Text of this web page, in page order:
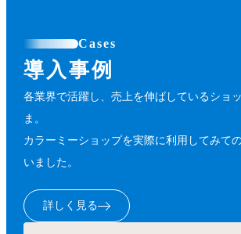
Cases
導入事例
各業界で活躍し、売上を伸ばしているショ
ま。
カラーミーショップを実際に利用してみて
いました。
詳しく見る